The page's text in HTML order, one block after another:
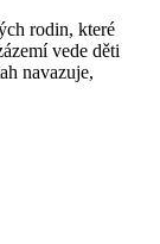
rodin, které
vede děti
navazuje,